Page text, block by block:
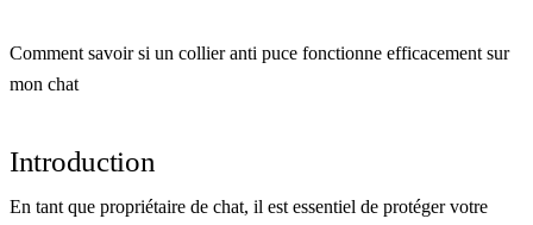
Comment savoir si un collier anti puce fonctionne efficacement sur
mon chat
Introduction
En tant que propriétaire de chat, il est essentiel de protéger votre